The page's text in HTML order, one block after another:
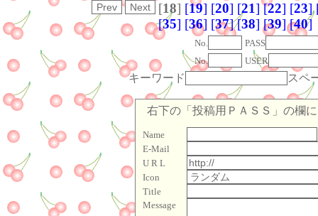
[18] [19] [20] [21] [22] [23]
[35] [36] [37] [38] [39] [40]
No.
PASS
No.
USER
キーワード スペ
右下の「投稿用ＰＡＳＳ」の欄
Name
E-Mail
U R L
Icon
Title
Message